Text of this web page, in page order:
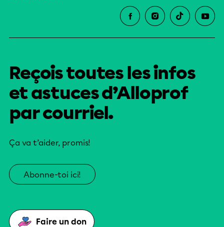
Reçois toutes les infos
et astuces d’Alloprof
par courriel.
Ça va t’aider, promis!
Abonne-toi ici!
Faire un don